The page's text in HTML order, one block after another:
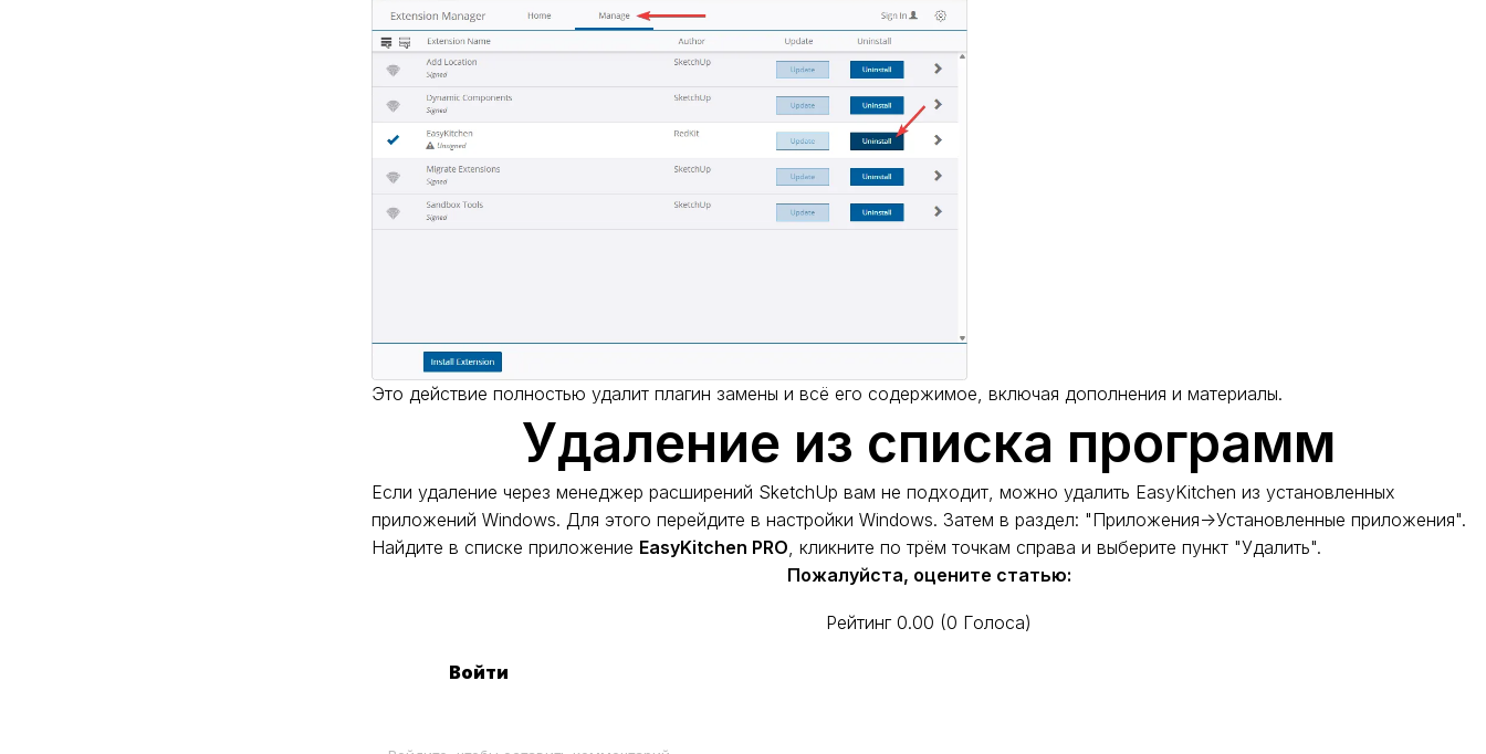
Это действие полностью удалит плагин замены и всё его содержимое, включая дополнения и материалы.
Удаление из списка программ
Если удаление через менеджер расширений SketchUp вам не подходит, можно удалить EasyKitchen из установленных
приложений Windows. Для этого перейдите в настройки Windows. Затем в раздел: "Приложения->Установленные приложения".
Найдите в списке приложение EasyKitchen PRO , кликните по трём точкам справа и выберите пункт "Удалить".
Пожалуйста, оцените статью:
Рейтинг 0.00 (0 Голоса)
Войти